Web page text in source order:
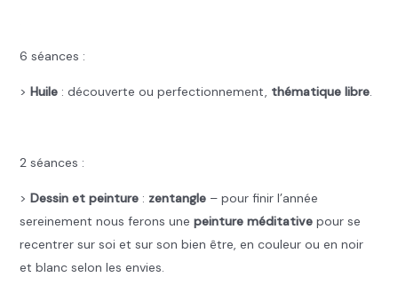
6 séances :
> Huile : découverte ou perfectionnement, thématique libre.
2 séances :
> Dessin et peinture: zentangle – pour finir l’année
sereinement nous ferons une peinture méditativepour se
recentrer sur soi et sur son bien être, en couleur ou en noir
et blanc selon les envies.